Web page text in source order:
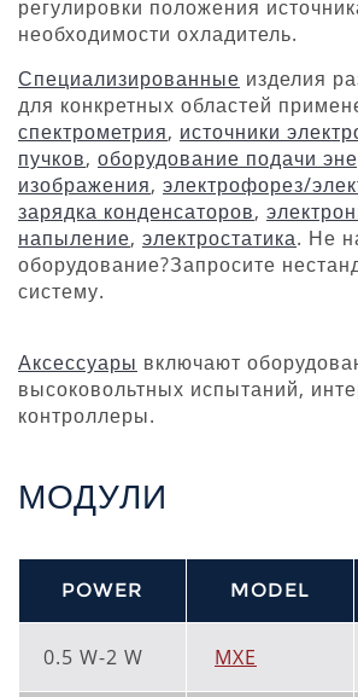
регулировки положения
необходимости охладитель.
Специализированные изделия
для конкретных областей
спектрометрия, источники
пучков, оборудование подачи
изображения, электрофорез/
зарядка конденсаторов,
напыление, электростатика. Не
оборудование?Запросите
систему.
Аксессуары включают
высоковольтных испытаний,
контроллеры.
МОДУЛИ
POWER MODEL
0.5 W-2 W MXE